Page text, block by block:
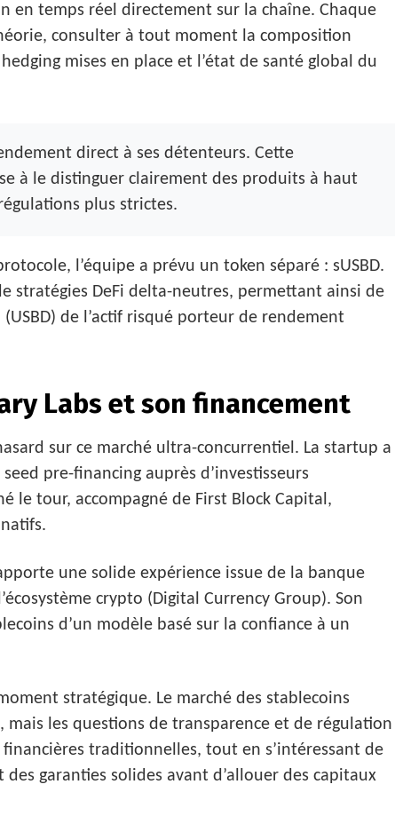
en temps réel directement sur la chaîne. Chaque
consulter à tout moment la composition
mises en place et l’état de santé global du
direct à ses détenteurs. Cette
à le distinguer clairement des produits à haut
plus strictes.
l’équipe a prévu un token séparé : sUSBD.
stratégies DeFi delta-neutres, permettant ainsi de
de l’actif risqué porteur de rendement
Labs et son financement
sur ce marché ultra-concurrentiel. La startup a
pre-financing auprès d’investisseurs
le tour, accompagné de First Block Capital,
une solide expérience issue de la banque
crypto (Digital Currency Group). Son
d’un modèle basé sur la confiance à un
stratégique. Le marché des stablecoins
les questions de transparence et de régulation
traditionnelles, tout en s’intéressant de
garanties solides avant d’allouer des capitaux